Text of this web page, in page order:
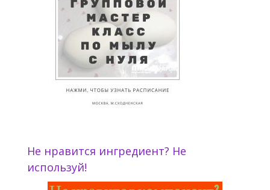
Не нравится ингредиент? Не
используй!